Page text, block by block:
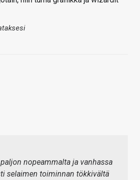
nopeammalta ja vanhassa
selaimen toiminnan tökkivältä